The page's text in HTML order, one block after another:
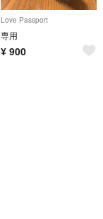
Love Passport
専用
¥ 900